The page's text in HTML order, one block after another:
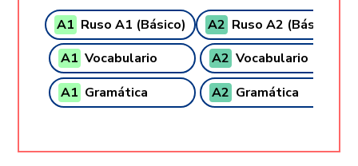
A1 Ruso A1 (Básico)
A1 Vocabulario
A1 Gramática
A2 Ruso A2 (Básico +)
A2 Vocabulario
A2 Gramática